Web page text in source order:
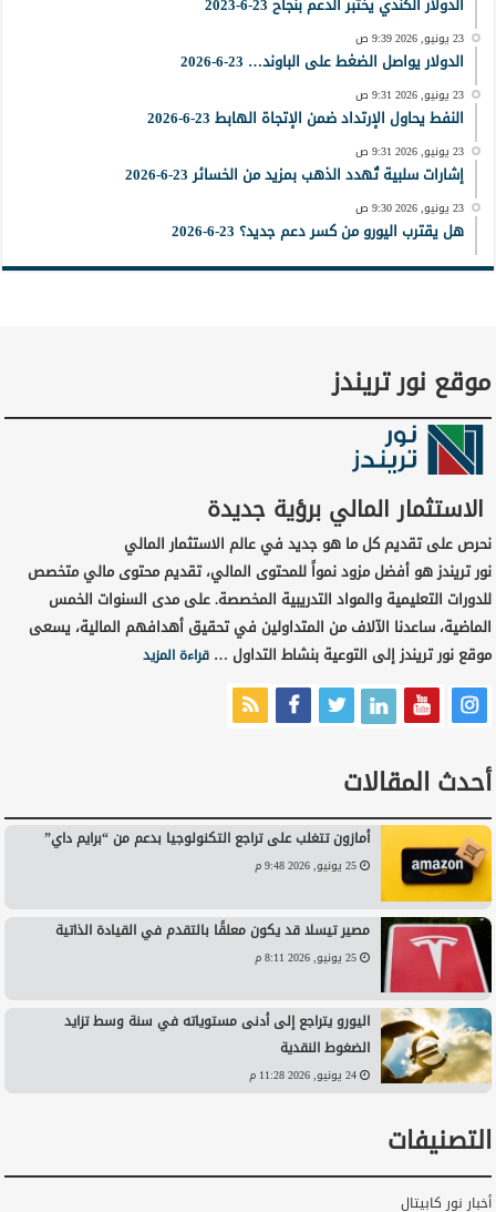
23 يونيو, 2026 9:39 ص
الدولار يواصل الضغط على الباوند… 23-6-2026
23 يونيو, 2026 9:31 ص
النفط يحاول الإرتداد ضمن الإتجاة الهابط 23-6-2026
23 يونيو, 2026 9:31 ص
إشارات سلبية تُهدد الذهب بمزيد من الخسائر 23-6-2026
23 يونيو, 2026 9:30 ص
هل يقترب اليورو من كسر دعم جديد؟ 23-6-2026
موقع نور تريندز
الاستثمار المالي برؤية جديدة
نحرص على تقديم كل ما هو جديد في عالم الاستثمار المالي
نور تريندز هو أفضل مزود نمواً للمحتوى المالي، تقديم محتوى مالي متخصص
للدورات التعليمية والمواد التدريبية المخصصة. على مدى السنوات الخمس
الماضية، ساعدنا الآلاف من المتداولين في تحقيق أهدافهم المالية، يسعى
موقع نور تريندز إلى التوعية بنشاط التداول …قراءة المزيد
أحدث المقالات
أمازون تتغلب على تراجع التكنولوجيا بدعم من “برايم داي”
25 يونيو, 2026 9:48 م
مصير تيسلا قد يكون معلقًا بالتقدم في القيادة الذاتية
25 يونيو, 2026 8:11 م
اليورو يتراجع إلى أدنى مستوياته في سنة وسط تزايد
الضغوط النقدية
24 يونيو, 2026 11:28 م
التصنيفات
أخبار نور كابيتال